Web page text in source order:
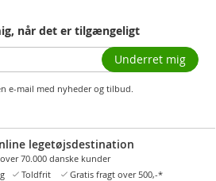
når det er tilgængeligt
e-mail med nyheder og tilbud.
Underret mig
legetøjsdestination
70.000 danske kunder
Toldfrit Gratis fragt over 500,-*